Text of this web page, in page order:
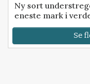
Ny sort
eneste mark i
Se